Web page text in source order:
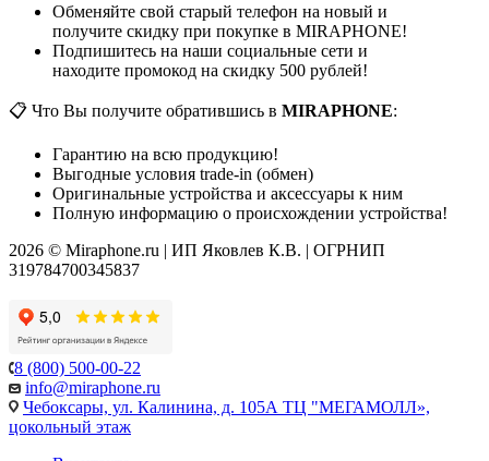
Обменяйте свой старый телефон на новый и
получите скидку при покупке в MIRAPHONE!
Подпишитесь на наши социальные сети и
находите промокод на скидку 500 рублей!
📋 Что Вы получите обратившись в MIRAPHONE:
Гарантию на всю продукцию!
Выгодные условия trade-in (обмен)
Оригинальные устройства и аксессуары к ним
Полную информацию о происхождении устройства!
2026 © Miraphone.ru | ИП Яковлев К.В. | ОГРНИП
319784700345837
8 (800) 500-00-22
info@miraphone.ru
Чебоксары, ул. Калинина, д. 105А ТЦ "МЕГАМОЛЛ»,
цокольный этаж